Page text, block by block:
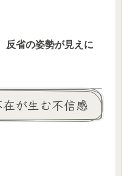
反省の姿勢が見えに
が生む不信感